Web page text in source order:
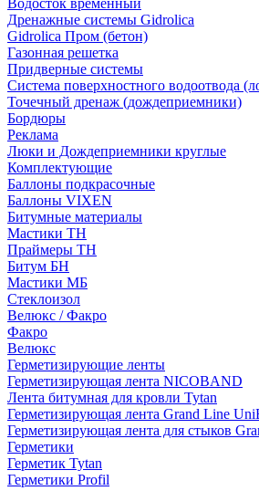
Водосток временный
Дренажные системы Gidrolica
Gidrolica Пром (бетон)
Газонная решетка
Придверные системы
Система поверхностного водоотвода
Точечный дренаж (дождеприемники)
Бордюры
Рекламa
Люки и Дождеприемники круглые
Комплектующие
Баллоны подкрасочные
Баллоны VIXEN
Битумные материалы
Мастики ТН
Праймеры ТН
Битум БН
Мастики МБ
Стеклоизол
Велюкс / Факро
Факро
Велюкс
Герметизирующие ленты
Герметизирующая лента NICOBAND
Лента битумная для кровли Tytan
Герметизирующая лента Grand Line
Герметизирующая лента для стыков
Герметики
Герметик Tytan
Герметики Profil